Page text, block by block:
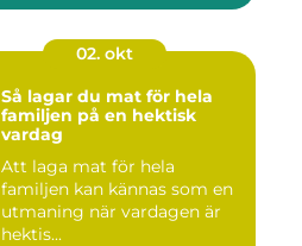
02. okt
Så lagar du mat för hela
familjen på en hektisk
vardag
Att laga mat för hela
familjen kan kännas som en
utmaning när vardagen är
hektis...